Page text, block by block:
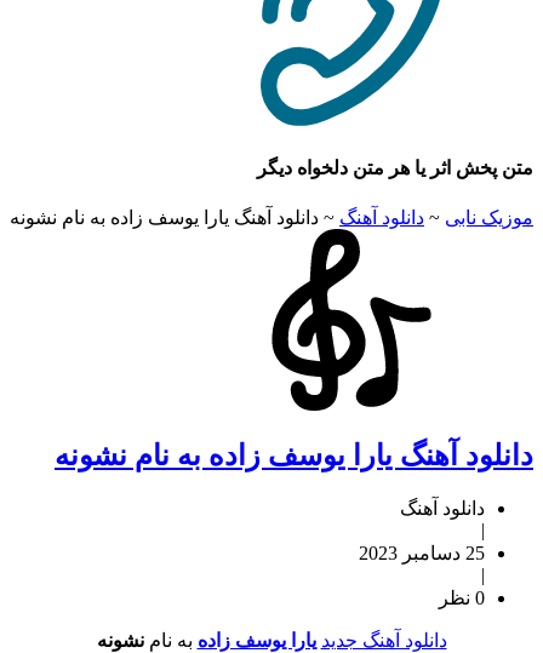
متن پخش اثر یا هر متن دلخواه دیگر
موزیک نابی ~ دانلود آهنگ ~ دانلود آهنگ یارا یوسف زاده به نام نشونه
دانلود آهنگ یارا یوسف زاده به نام نشونه
دانلود آهنگ
|
25 دسامبر 2023
|
0 نظر
دانلود آهنگ جدید یارا یوسف زاده به نامنشونه